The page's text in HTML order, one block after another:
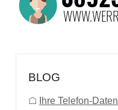
BLOG
☖ Ihre Telefon-Daten